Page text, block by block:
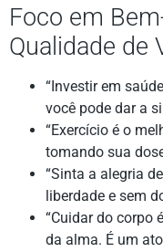
Foco em
Qualidade de
“Investir em
você pode dar a
“Exercício é o
tomando sua
“Sinta a alegria
liberdade e sem
“Cuidar do corpo
da alma. É um